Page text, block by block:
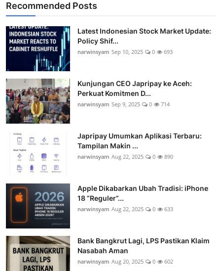
Recommended Posts
Latest Indonesian Stock Market Update:
Policy Shif...
narwinsyam Sep 10, 2025 0 693
Kunjungan CEO Japripay ke Aceh:
Perkuat Komitmen D...
narwinsyam Sep 9, 2025 0 714
Japripay Umumkan Aplikasi Terbaru:
Tampilan Makin ...
narwinsyam Aug 22, 2025 0 890
Apple Dikabarkan Ubah Tradisi: iPhone
18 “Reguler”...
narwinsyam Aug 22, 2025 0 633
Bank Bangkrut Lagi, LPS Pastikan Klaim
Nasabah Aman
narwinsyam Aug 20, 2025 0 602